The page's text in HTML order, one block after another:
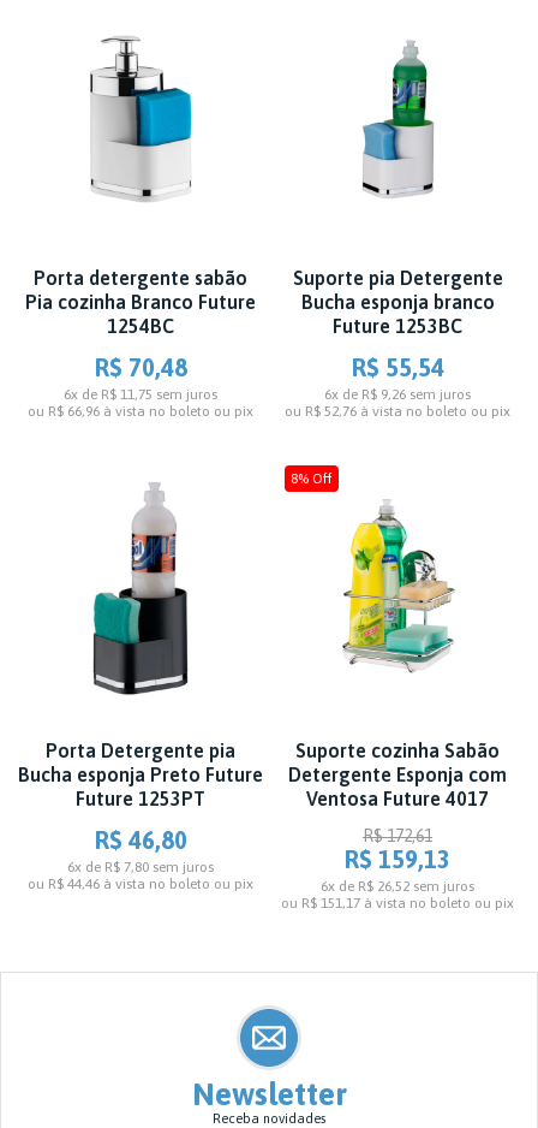
Porta detergente sabão
Pia cozinha Branco Future
1254BC
R$ 70,48
6x de R$ 11,75 sem juros
ou R$ 66,96 à vista no boleto ou pix
Suporte pia Detergente
Bucha esponja branco
Future 1253BC
R$ 55,54
6x de R$ 9,26 sem juros
ou R$ 52,76 à vista no boleto ou pix
Porta Detergente pia
Bucha esponja Preto Future
Future 1253PT
R$ 46,80
6x de R$ 7,80 sem juros
ou R$ 44,46 à vista no boleto ou pix
8% Off
Suporte cozinha Sabão
Detergente Esponja com
Ventosa Future 4017
R$ 172,61
R$ 159,13
6x de R$ 26,52 sem juros
ou R$ 151,17 à vista no boleto ou pix
Newsletter
Receba novidades